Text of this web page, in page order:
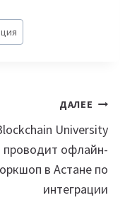
ДАЛЕЕ
University
проводит офлайн-
в Астане по
интеграции